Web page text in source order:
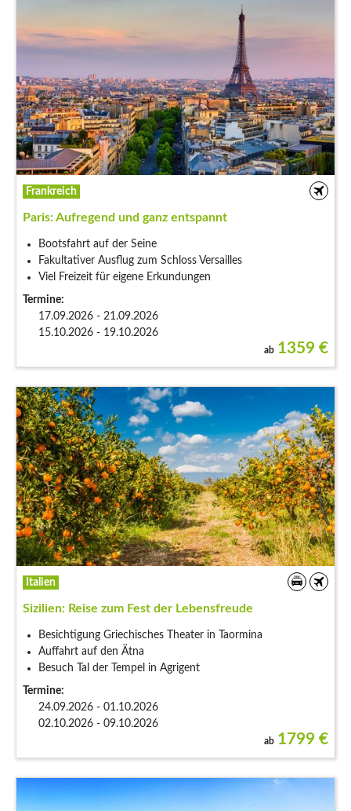
Frankreich
Paris: Aufregend und ganz entspannt
Bootsfahrt auf der Seine
Fakultativer Ausflug zum Schloss Versailles
Viel Freizeit für eigene Erkundungen
Termine:
17.09.2026 - 21.09.2026
15.10.2026 - 19.10.2026
ab 1359 €
Italien
Sizilien: Reise zum Fest der Lebensfreude
Besichtigung Griechisches Theater in Taormina
Auffahrt auf den Ätna
Besuch Tal der Tempel in Agrigent
Termine:
24.09.2026 - 01.10.2026
02.10.2026 - 09.10.2026
ab 1799 €